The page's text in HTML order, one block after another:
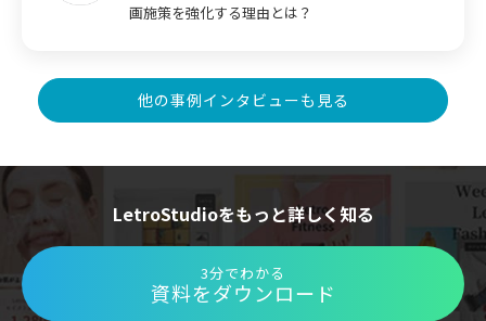
画施策を強化する理由とは？
他の事例インタビューも見る
LetroStudioをもっと詳しく知る
3分でわかる
資料をダウンロード